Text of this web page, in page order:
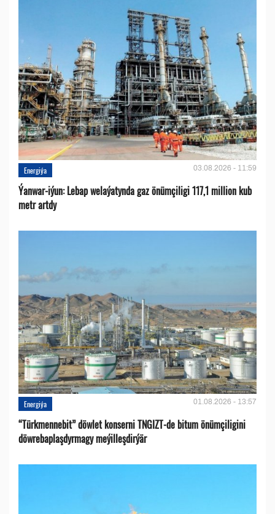
Energiýa 03.08.2026 - 11:59
Ýanwar-iýun: Lebap welaýatynda gaz önümçiligi 117,1 million kub
metr artdy
Energiýa 01.08.2026 - 13:57
“Türkmennebit” döwlet konserni TNGIZT-de bitum önümçiligini
döwrebaplaşdyrmagy meýilleşdirýär